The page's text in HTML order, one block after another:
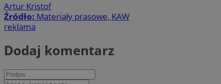
Artur Kristof
Źródło: Materiały prasowe, KAW
reklama
Dodaj komentarz